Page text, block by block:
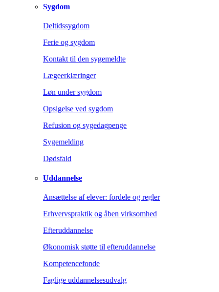
Sygdom
Deltidssygdom
Ferie og sygdom
Kontakt til den sygemeldte
Lægeerklæringer
Løn under sygdom
Opsigelse ved sygdom
Refusion og sygedagpenge
Sygemelding
Dødsfald
Uddannelse
Ansættelse af elever: fordele og regler
Erhvervspraktik og åben virksomhed
Efteruddannelse
Økonomisk støtte til efteruddannelse
Kompetencefonde
Faglige uddannelsesudvalg